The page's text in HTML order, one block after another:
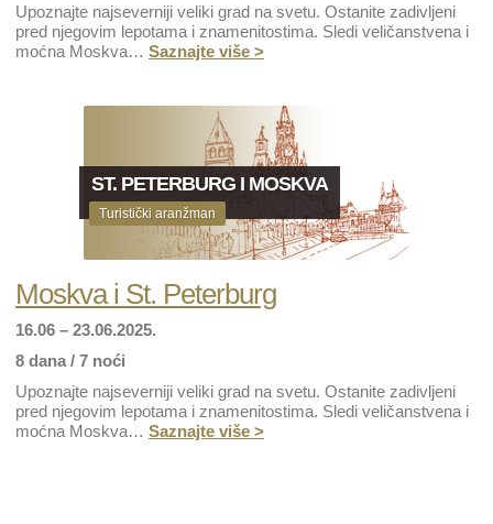
Upoznajte najseverniji veliki grad na svetu. Ostanite zadivljeni
pred njegovim lepotama i znamenitostima. Sledi veličanstvena i
moćna Moskva… Saznajte više >
ST. PETERBURG I MOSKVA
Turistički aranžman
Moskva i St. Peterburg
16.06 – 23.06.2025.
8 dana / 7 noći
Upoznajte najseverniji veliki grad na svetu. Ostanite zadivljeni
pred njegovim lepotama i znamenitostima. Sledi veličanstvena i
moćna Moskva… Saznajte više >